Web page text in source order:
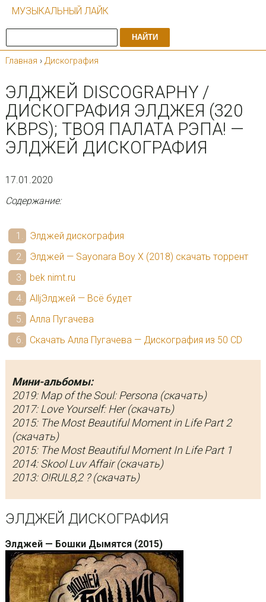
МУЗЫКАЛЬНЫЙ ЛАЙК
НАЙТИ
Главная › Дискография
ЭЛДЖЕЙ DISCOGRAPHY /
ДИСКОГРАФИЯ ЭЛДЖЕЯ (320
KBPS); ТВОЯ ПАЛАТА РЭПА! —
ЭЛДЖЕЙ ДИСКОГРАФИЯ
17.01.2020
Содержание:
Элджей дискография
Элджей — Sayonara Boy X (2018) скачать торрент
bek nimt.ru
AlljЭлджей — Всё будет
Алла Пугачева
Скачать Алла Пугачева — Дискография из 50 CD
Мини-альбомы:
2019: Map of the Soul: Persona (скачать)
2017: Love Yourself: Her (скачать)
2015: The Most Beautiful Moment in Life Part 2
(скачать)
2015: The Most Beautiful Moment In Life Part 1
2014: Skool Luv Affair (скачать)
2013: O!RUL8,2 ? (скачать)
ЭЛДЖЕЙ ДИСКОГРАФИЯ
Элджей — Бошки Дымятся (2015)